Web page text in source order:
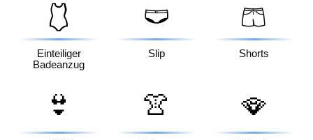
🩱
Einteiliger
Badeanzug
🩲
Slip
🩳
Shorts
👙 👚 🪭